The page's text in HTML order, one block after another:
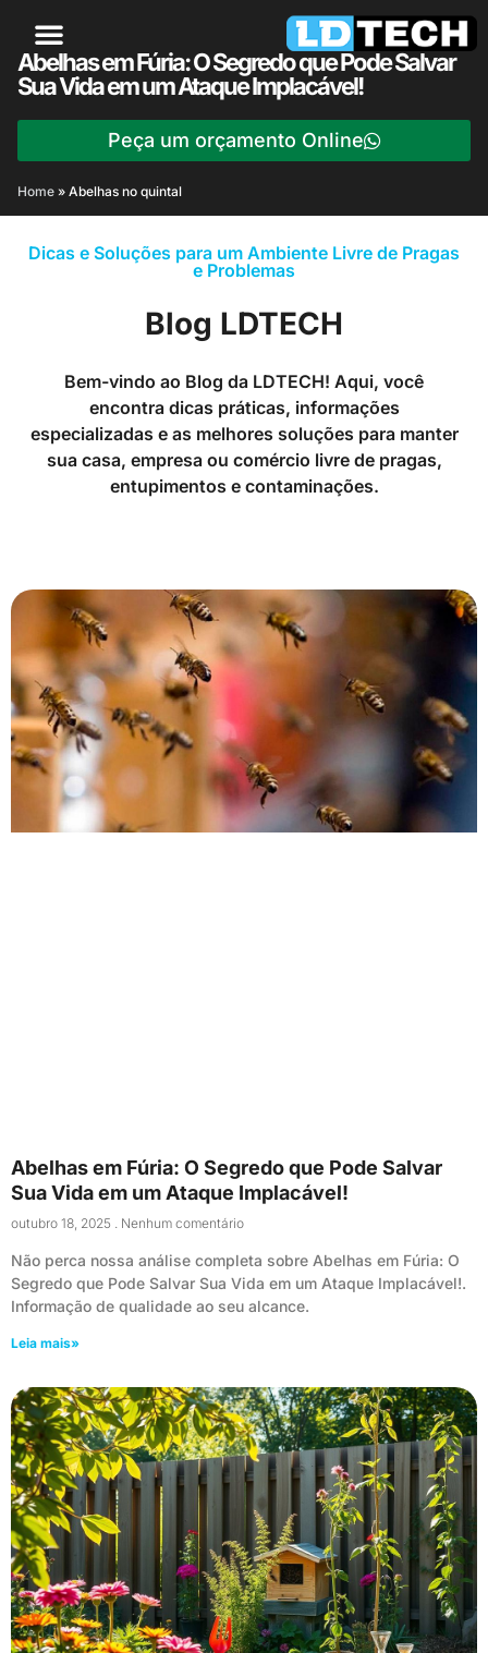
Abelhas em Fúria: O Segredo que Pode Salvar
Sua Vida em um Ataque Implacável!
Peça um orçamento Online
Home » Abelhas no quintal
Dicas e Soluções para um Ambiente Livre de Pragas
e Problemas
Blog LDTECH
Bem-vindo ao Blog da LDTECH! Aqui, você
encontra dicas práticas, informações
especializadas e as melhores soluções para manter
sua casa, empresa ou comércio livre de pragas,
entupimentos e contaminações.
Abelhas em Fúria: O Segredo que Pode Salvar
Sua Vida em um Ataque Implacável!
outubro 18, 2025 Nenhum comentário
Não perca nossa análise completa sobre Abelhas em Fúria: O
Segredo que Pode Salvar Sua Vida em um Ataque Implacável!.
Informação de qualidade ao seu alcance.
Leia mais»